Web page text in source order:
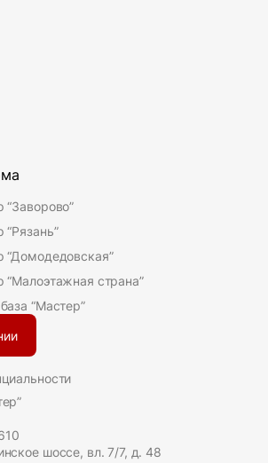
“Домодедовская”
“Малоэтажная страна”
“Мастер”
шоссе, вл. 7/7, д. 48